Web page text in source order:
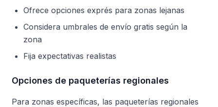
Ofrece opciones exprés para zonas lejanas
Considera umbrales de envío gratis según la
zona
Fija expectativas realistas
Opciones de paqueterías regionales
Para zonas específicas, las paqueterías regionales